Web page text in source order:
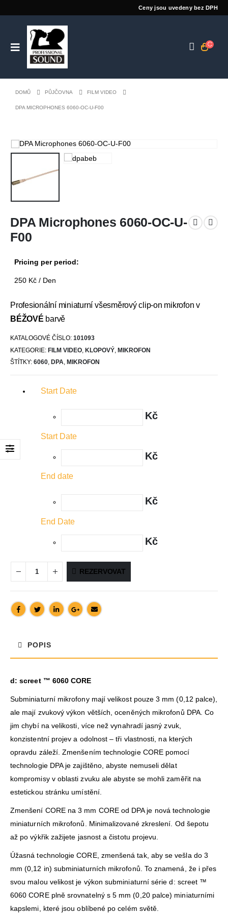
Ceny jsou uvedeny bez DPH
DOMŮ PŮJČOVNA FILM VIDEO
DPA MICROPHONES 6060-OC-U-F00
DPA Microphones 6060-OC-U-
F00
Pricing per period:
250 Kč / Den
Profesionální miniaturní všesměrový clip-on mikrofon v
BÉŽOVÉ barvě
KATALOGOVÉ ČÍSLO: 101093
KATEGORIE: FILM VIDEO KLOPOVÝ MIKROFON
ŠTÍTKY: 6060, DPA, MIKROFON
Start Date
Kč
Start Date
Kč
End date
Kč
End Date
Kč
REZERVOVAT
POPIS
d: screet ™ 6060 CORE
Subminiaturní mikrofony mají velikost pouze 3 mm (0,12 palce),
ale mají zvukový výkon větších, oceněných mikrofonů DPA. Co
jim chybí na velikosti, více než vynahradí jasný zvuk,
konzistentní projev a odolnost – tři vlastnosti, na kterých
opravdu záleží. Zmenšením technologie CORE pomocí
technologie DPA je zajištěno, abyste nemuseli dělat
kompromisy v oblasti zvuku ale abyste se mohli zaměřit na
estetickou stránku umístění.
Zmenšení CORE na 3 mm CORE od DPA je nová technologie
miniaturních mikrofonů. Minimalizované zkreslení. Od šepotu
až po výkřik zažijete jasnost a čistotu projevu.
Úžasná technologie CORE, zmenšená tak, aby se vešla do 3
mm (0,12 in) subminiaturních mikrofonů. To znamená, že i přes
svou malou velikost je výkon subminiaturní série d: screet ™
6060 CORE plně srovnatelný s 5 mm (0,20 palce) miniaturními
kapslemi, které jsou oblíbené po celém světě.